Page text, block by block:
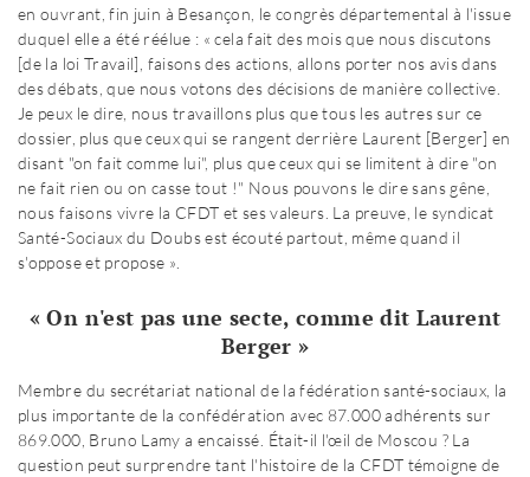
en ouvrant, fin juin à Besançon, le congrès départemental à l'issue
duquel elle a été réélue : « cela fait des mois que nous discutons
[de la loi Travail], faisons des actions, allons porter nos avis dans
des débats, que nous votons des décisions de manière collective.
Je peux le dire, nous travaillons plus que tous les autres sur ce
dossier, plus que ceux qui se rangent derrière Laurent [Berger] en
disant "on fait comme lui", plus que ceux qui se limitent à dire "on
ne fait rien ou on casse tout !" Nous pouvons le dire sans gêne,
nous faisons vivre la CFDT et ses valeurs. La preuve, le syndicat
Santé-Sociaux du Doubs est écouté partout, même quand il
s'oppose et propose ».
« On n'est pas une secte, comme dit Laurent
Berger »
Membre du secrétariat national de la fédération santé-sociaux, la
plus importante de la confédération avec 87.000 adhérents sur
869.000, Bruno Lamy a encaissé. Était-il l'œil de Moscou ? La
question peut surprendre tant l'histoire de la CFDT témoigne de